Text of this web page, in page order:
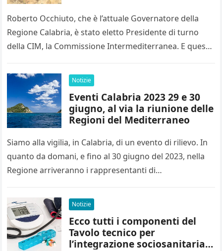
Roberto Occhiuto, che è l’attuale Governatore della
Regione Calabria, è stato eletto Presidente di turno
della CIM, la Commissione Intermediterranea. E questo
Notizie
Eventi Calabria 2023 29 e 30
giugno, al via la riunione delle
Regioni del Mediterraneo
Siamo alla vigilia, in Calabria, di un evento di rilievo. In
quanto da domani, e fino al 30 giugno del 2023, nella
Regione arriveranno i rappresentanti di…
Notizie
Ecco tutti i componenti del
Tavolo tecnico per
l’integrazione sociosanitaria